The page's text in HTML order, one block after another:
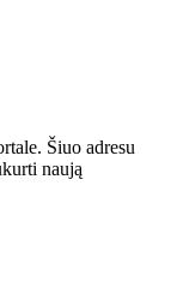
Šiuo adresu
naują